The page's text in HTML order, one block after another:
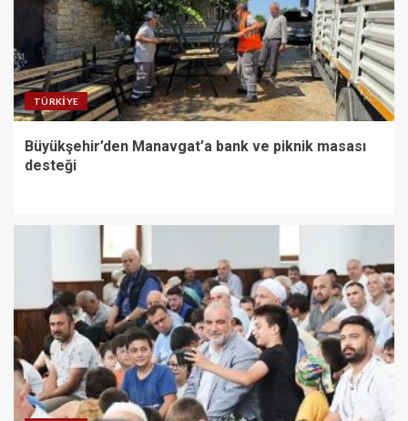
TÜRKIYE
Büyükşehir’den Manavgat’a bank ve piknik masası
desteği